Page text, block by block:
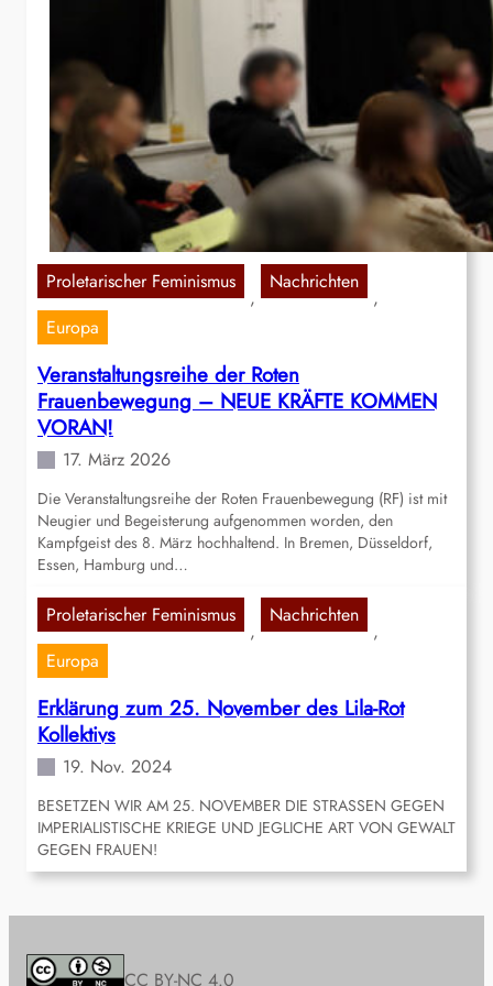
Proletarischer Feminismus
,
Nachrichten
,
Europa
Veranstaltungsreihe der Roten
Frauenbewegung – NEUE KRÄFTE KOMMEN
VORAN!
17. März 2026
Die Veranstaltungsreihe der Roten Frauenbewegung (RF) ist mit
Neugier und Begeisterung aufgenommen worden, den
Kampfgeist des 8. März hochhaltend. In Bremen, Düsseldorf,
Essen, Hamburg und…
Proletarischer Feminismus
,
Nachrichten
,
Europa
Erklärung zum 25. November des Lila-Rot
Kollektivs
19. Nov. 2024
BESETZEN WIR AM 25. NOVEMBER DIE STRASSEN GEGEN
IMPERIALISTISCHE KRIEGE UND JEGLICHE ART VON GEWALT
GEGEN FRAUEN!
CC BY-NC 4.0